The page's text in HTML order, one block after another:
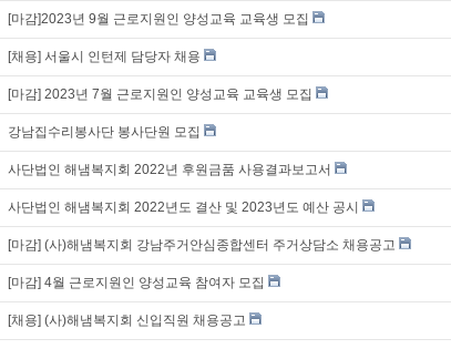
[마감]2023년 9월 근로지원인 양성교육 교육생 모집
[채용] 서울시 인턴제 담당자 채용
[마감] 2023년 7월 근로지원인 양성교육 교육생 모집
강남집수리봉사단 봉사단원 모집
사단법인 해냄복지회 2022년 후원금품 사용결과보고서
사단법인 해냄복지회 2022년도 결산 및 2023년도 예산 공시
[마감] (사)해냄복지회 강남주거안심종합센터 주거상담소 채용공고
[마감] 4월 근로지원인 양성교육 참여자 모집
[채용] (사)해냄복지회 신입직원 채용공고